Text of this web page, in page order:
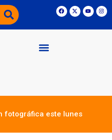
fotográfica este lunes